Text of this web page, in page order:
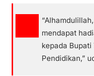
mendapat
kepada
Pendidikan,”